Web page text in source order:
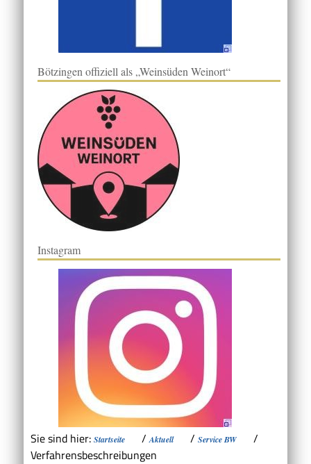
Bötzingen offiziell als „Weinsüden Weinort“
Instagram
Sie sind hier: Startseite /Aktuell / Service BW
/
Verfahrensbeschreibungen